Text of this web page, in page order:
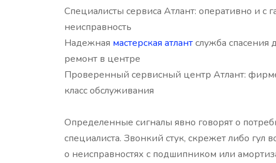
Специалисты сервиса Атлант: оперативно и с
неисправность
Надежная мастерская атлантслужба спасения
ремонт в центре
Проверенный сервисный центр Атлант:
класс обслуживания
Определенные сигналы явно говорят о
специалиста. Звонкий стук, скрежет либо
о неисправностях с подшипником или